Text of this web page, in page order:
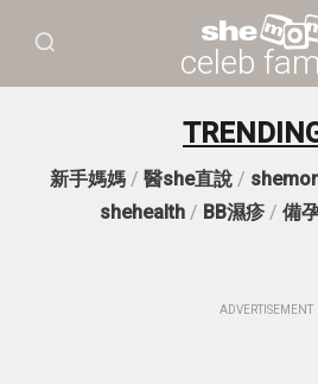
celeb
新手媽媽/ 醫she直說/
shehealth/ BB濕疹/ 備
ADVERTISEMENT